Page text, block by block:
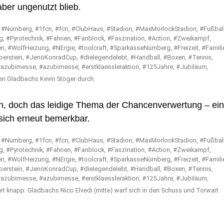
ungenutzt blieb.
Gladbachs Kevin Stöger durch.
doch das leidige Thema der Chancenverwertung – ein
erneut bemerkbar.
knapp. Gladbachs Nico Elvedi (mitte) warf sich in den Schuss und Torwart